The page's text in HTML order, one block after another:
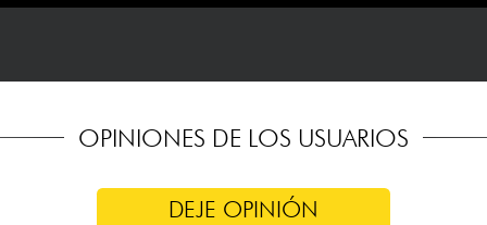
OPINIONES DE LOS USUARIOS
DEJE OPINIÓN